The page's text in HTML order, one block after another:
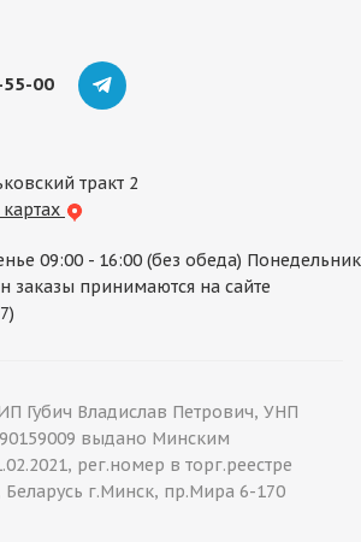
55-00
тракт 2
09:00 - 16:00 (без обеда) Понедельник
заказы принимаются на сайте
Губич Владислав Петрович, УНП
выдано Минским
рег.номер в торг.реестре
Беларусь г.Минск, пр.Мира 6-170